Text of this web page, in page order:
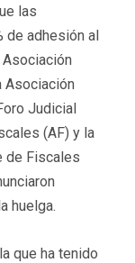
las
de adhesión al
Asociación
Judicial
(AF) y la
de Fiscales
huelga.
que ha tenido